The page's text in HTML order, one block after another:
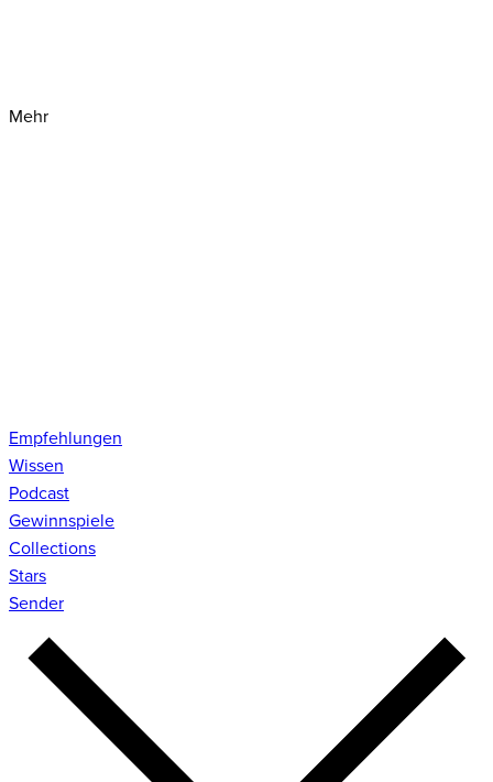
Mehr
Empfehlungen
Wissen
Podcast
Gewinnspiele
Collections
Stars
Sender